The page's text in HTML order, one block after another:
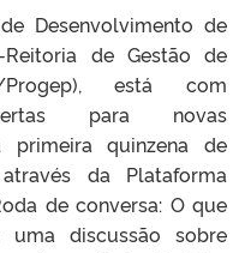
Desenvolvimento de
Reitoria de Gestão de
Progep), está com
para novas
primeira quinzena de
da Plataforma
de conversa: O que
discussão sobre